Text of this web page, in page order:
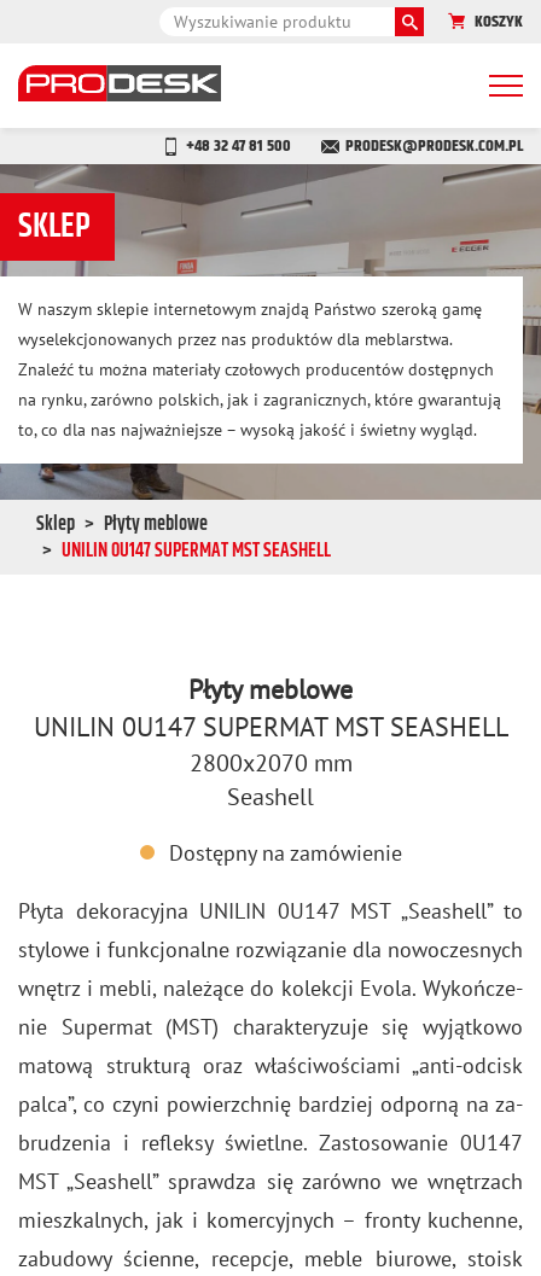
KOSZYK
+48 32 47 81 500 PRODESK@PRODESK.COM.PL
SKLEP
W naszym sklepie internetowym znajdą Państwo szeroką gamę
wyselekcjonowanych przez nas produktów dla meblarstwa.
Znaleźć tu można materiały czołowych producentów dostępnych
na rynku, zarówno polskich, jak i zagranicznych, które gwarantują
to, co dla nas najważniejsze – wysoką jakość i świetny wygląd.
Sklep
Płyty meblowe
UNILIN 0U147 SUPERMAT MST SEASHELL
Płyty meblowe
UNILIN 0U147 SUPERMAT MST SEASHELL
2800x2070 mm
Seashell
Dostępny na zamówienie
Płyta de­ko­ra­cyj­na UNI­LIN 0U147 MST „Se­ashell” to
sty­lo­we i funk­cjo­nal­ne roz­wią­za­nie dla no­wo­cze­snych
wnętrz i mebli, na­le­żą­ce do ko­lek­cji Evola. Wy­koń­cze­
nie Su­per­mat (MST) cha­rak­te­ry­zu­je się wy­jąt­ko­wo
ma­to­wą struk­tu­rą oraz wła­ści­wo­ścia­mi „anti-od­cisk
palca”, co czyni po­wierzch­nię bar­dziej od­por­ną na za­
bru­dze­nia i re­flek­sy świetl­ne. Za­sto­so­wa­nie 0U147
MST „Se­ashell” spraw­dza się za­rów­no we wnę­trzach
miesz­kal­nych, jak i ko­mer­cyj­nych – fron­ty ku­chen­ne,
za­bu­do­wy ścien­ne, re­cep­cje, meble biu­ro­we, sto­isk